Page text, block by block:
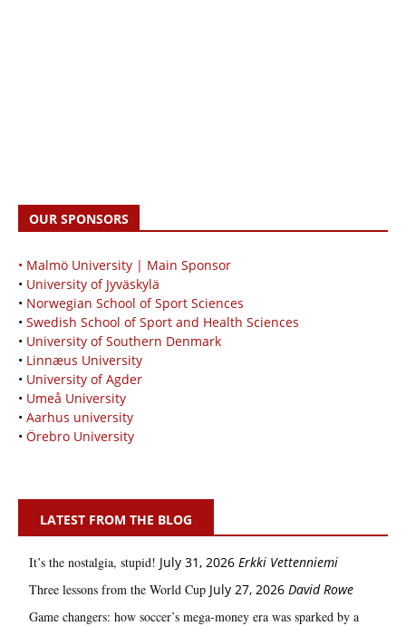
OUR SPONSORS
• Malmö University | Main Sponsor
• University of Jyväskylä
• Norwegian School of Sport Sciences
• Swedish School of Sport and Health Sciences
• University of Southern Denmark
• Linnæus University
• University of Agder
• Umeå University
• Aarhus university
• Örebro University
LATEST FROM THE BLOG
It’s the nostalgia, stupid! July 31, 2026 Erkki Vetten­­niemi
Three lessons from the World Cup July 27, 2026 David Rowe
Game changers: how soccer’s mega‑money era was sparked by a